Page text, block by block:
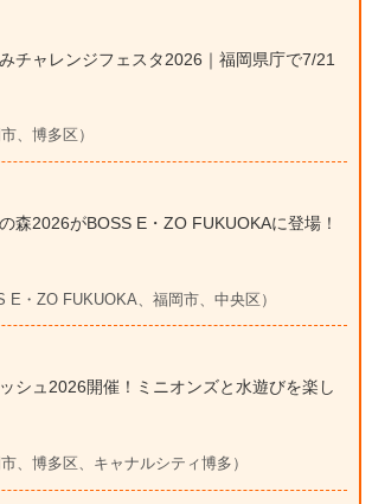
チャレンジフェスタ2026｜福岡県庁で7/21
、博多区）
森2026がBOSS E・ZO FUKUOKAに登場！
E・ZO FUKUOKA、福岡市、中央区）
シュ2026開催！ミニオンズと水遊びを楽し
、博多区、キャナルシティ博多）